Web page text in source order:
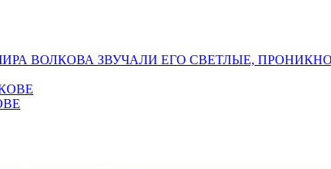
ВОЛКОВА ЗВУЧАЛИ ЕГО СВЕТЛЫЕ,